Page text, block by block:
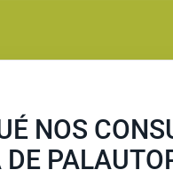
NOS